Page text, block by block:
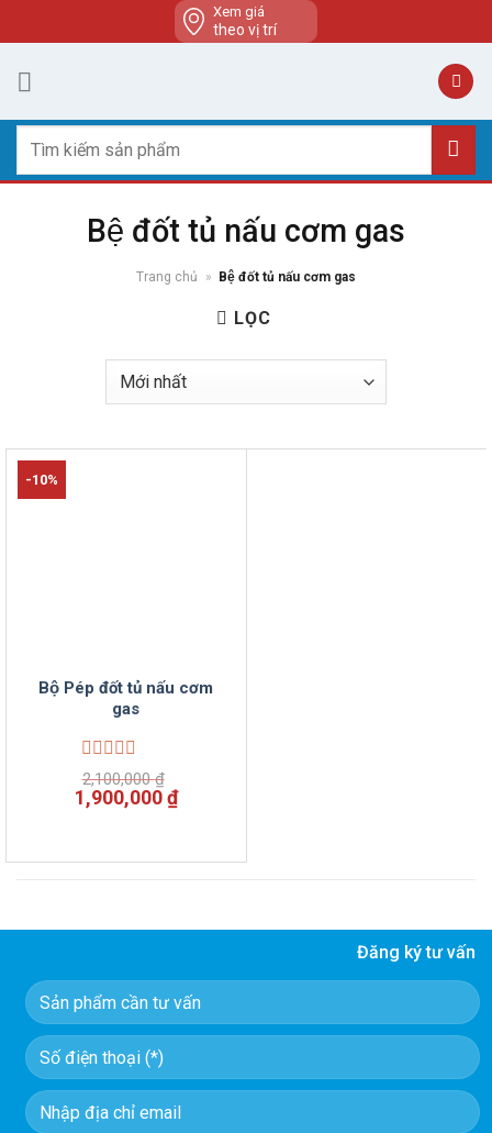
to
content
Xem giá
theo vị trí
kiếm:
Bệ đốt tủ nấu cơm gas
Trang chủ » Bệ đốt tủ nấu cơm gas
LỌC
-10%
Bộ Pép đốt tủ nấu cơm
gas
Được
xếp
hạng
sao
2,100,000₫
Giá
gốc
2,100,000 ₫.
1,900,000₫Giá
hiện
là:
Đăng ký tư vấn